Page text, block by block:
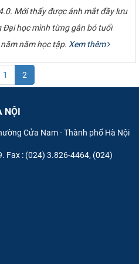
Mới thấy được ánh mắt đầy lưu
Đại học mình từng gắn bó tuổi
năm học tập. Xem thêm
1 2
NỘI
Cửa Nam - Thành phố Hà Nội
Fax : (024) 3.826-4464, (024)